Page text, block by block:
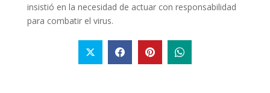
insistió en la necesidad de actuar con responsabilidad
para combatir el virus.